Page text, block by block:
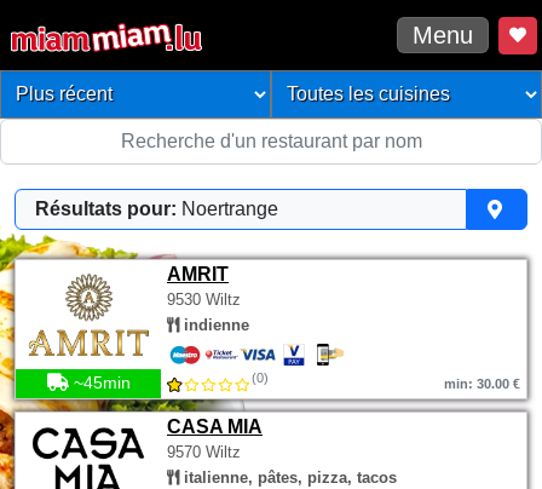
Menu
Résultats pour: Noertrange
AMRIT
9530 Wiltz
indienne
~45min (0) min: 30.00 €
CASA MIA
9570 Wiltz
italienne, pâtes, pizza, tacos